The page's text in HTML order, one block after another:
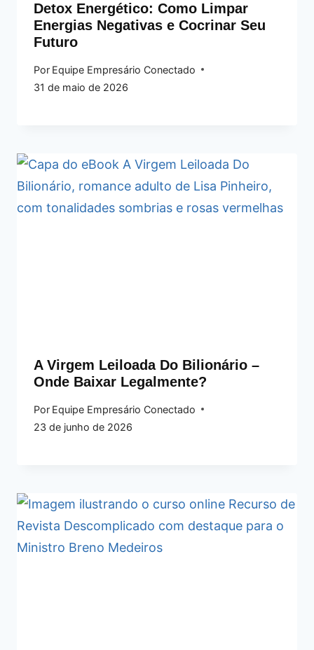
Detox Energético: Como Limpar
Energias Negativas e Cocrinar Seu
Futuro
Por Equipe Empresário Conectado
31 de maio de 2026
A Virgem Leiloada Do Bilionário –
Onde Baixar Legalmente?
Por Equipe Empresário Conectado
23 de junho de 2026